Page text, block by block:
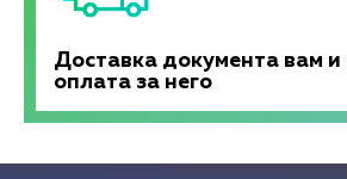
Доставка документа вам и
оплата за него